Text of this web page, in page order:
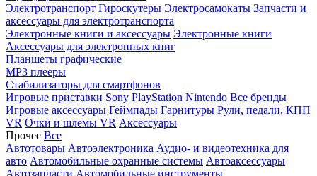
Электротранспорт Гироскутеры Электросамокаты Запчасти и
аксессуары для электротранспорта
Электронные книги и аксессуары Электронные книги
Аксессуары для электронных книг
Планшеты графические
MP3 плееры
Стабилизаторы для смартфонов
Игровые приставки Sony PlayStation Nintendo Все бренды
Игровые аксессуары Геймпады Гарнитуры Рули, педали, КПП
VR Очки и шлемы VR Аксессуары
Прочее Все
Автотовары Автоэлектроника Аудио- и видеотехника для
авто Автомобильные охранные системы Автоаксессуары
Автозапчасти Автомобильные инструменты